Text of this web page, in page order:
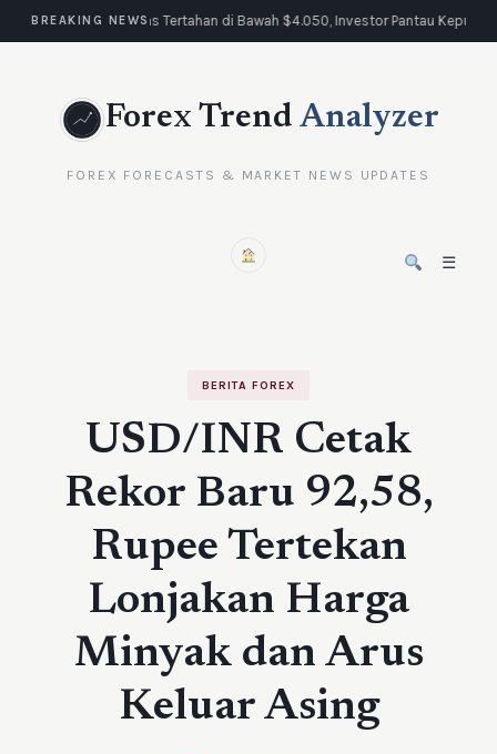
BREAKING NEWSEmas Tertahan di Bawah $4.050, Investor Pantau
Forex Trend Analyzer
FOREX FORECASTS & MARKET NEWS UPDATES
☰
BERITA FOREX
USD/INR Cetak
Rekor Baru 92,58,
Rupee Tertekan
Lonjakan Harga
Minyak dan Arus
Keluar Asing